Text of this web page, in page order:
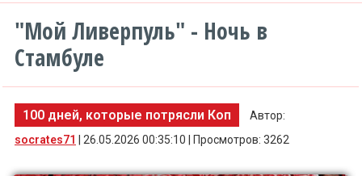
"Мой Ливерпуль" - Ночь в
Стамбуле
100 дней, которые потрясли Коп
Автор:
socrates71
| 26.05.2026 00:35:10 | Просмотров: 3262